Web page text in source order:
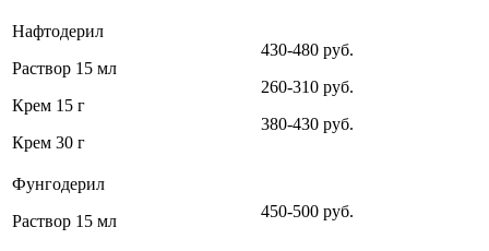
Нафтодерил
Раствор 15 мл
Крем 15 г
Крем 30 г
430-480 руб.
260-310 руб.
380-430 руб.
Фунгодерил
Раствор 15 мл
450-500 руб.